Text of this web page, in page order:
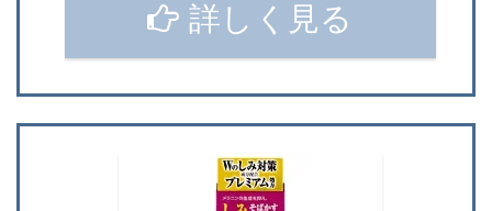
詳しく見る